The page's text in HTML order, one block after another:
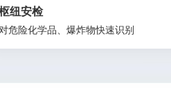
大型活动
车辆、人员出入安检防爆